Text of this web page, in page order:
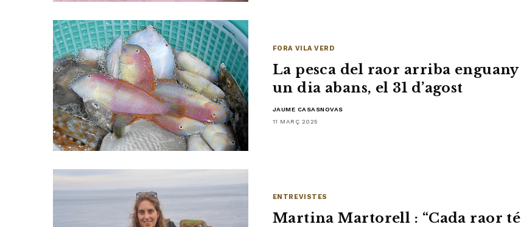
FORA VILA VERD
La pesca del raor arriba enguany
un dia abans, el 31 d’agost
JAUME CASASNOVAS
11 MARÇ 2025
ENTREVISTES
Martina Martorell : “Cada raor té